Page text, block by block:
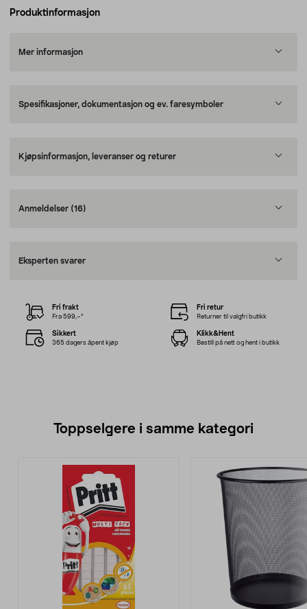
Produktinformasjon
Mer informasjon
Spesifikasjoner, dokumentasjon og ev. faresymboler
Kjøpsinformasjon, leveranser og returer
Anmeldelser (16)
Eksperten svarer
Fri frakt
Fra 599,–*
Fri retur
Returner til valgfri butikk
Sikkert
365 dagers åpent kjøp
Klikk&Hent
Bestill på nett og hent i butikk
Toppselgere i samme kategori